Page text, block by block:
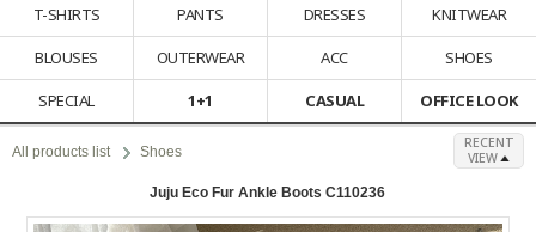
T-SHIRTS
PANTS DRESSES
KNITWEAR
BLOUSES
OUTERWEAR ACC
SHOES
SPECIAL
1+1 CASUAL OFFICE LOOK
All products list Shoes
RECENT
VIEW
Juju Eco Fur Ankle Boots C110236